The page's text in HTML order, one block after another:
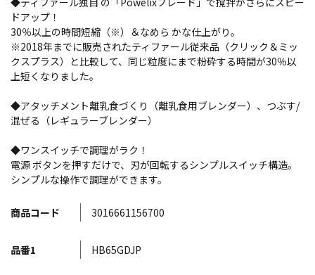
商品コード 3016661156700
品番1 HB65GDJP
ドアップ！
30％以上の時間短縮（※）＆なめら かな仕上がり。
※2018年までに販売されたティファール従来品（クリック＆ミッ
クスプラス）と比較して、同じ粒度にまで粉砕する時間が30％以
上短くなりました。
◆アタッチメント離乳食づくり（離乳食用ブレンダー）、つぶす/
混ぜる（レギュラーブレンダー）
◆ワンスイッチで調理がラク！
電源 ボタンを押すだけで、刃が回転するシンプルスイッチ構造。
シンプルな操作で調理ができます。